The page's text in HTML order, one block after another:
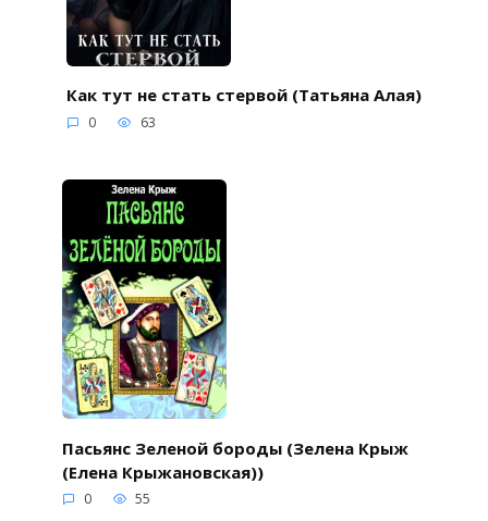
Как тут не стать стервой (Татьяна Алая)
0 63
Пасьянс Зеленой бороды (Зелена Крыж
(Елена Крыжановская))
0 55